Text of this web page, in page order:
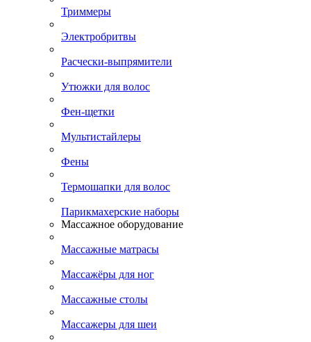
Триммеры
Электробритвы
Расчески-выпрямители
Утюжки для волос
Фен-щетки
Мультистайлеры
Фены
Термошапки для волос
Парикмахерские наборы
Массажное оборудование
Массажные матрасы
Массажёры для ног
Массажные столы
Массажеры для шеи